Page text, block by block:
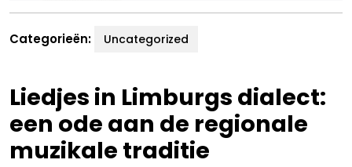
Categorieën: Uncategorized
Liedjes in Limburgs dialect:
een ode aan de regionale
muzikale traditie